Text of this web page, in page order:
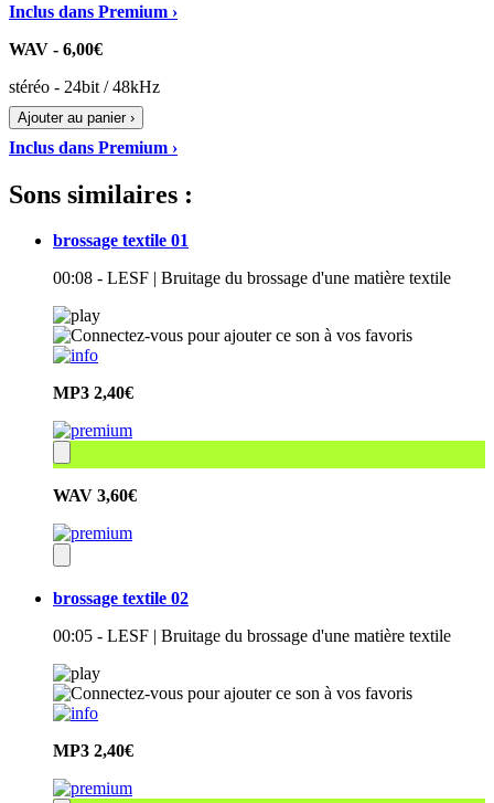
Inclus dans Premium ›
WAV - 6,00€
stéréo - 24bit / 48kHz
Ajouter au panier ›
Inclus dans Premium ›
Sons similaires :
brossage textile 01
00:08 - LESF | Bruitage du brossage d'une matière textile
MP3 2,40€
WAV 3,60€
brossage textile 02
00:05 - LESF | Bruitage du brossage d'une matière textile
MP3 2,40€